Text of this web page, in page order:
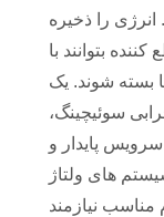
را ذخیره
بتوانند با
بسته شوند. یک
سوئیچینگ،
پایدار و
های ولتاژ
نیازمند